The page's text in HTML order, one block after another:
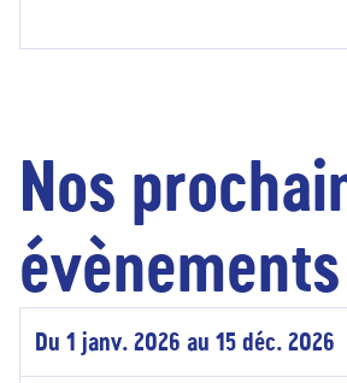
Nos
évènements
Du 1 janv. 2026 au 15 déc. 2026